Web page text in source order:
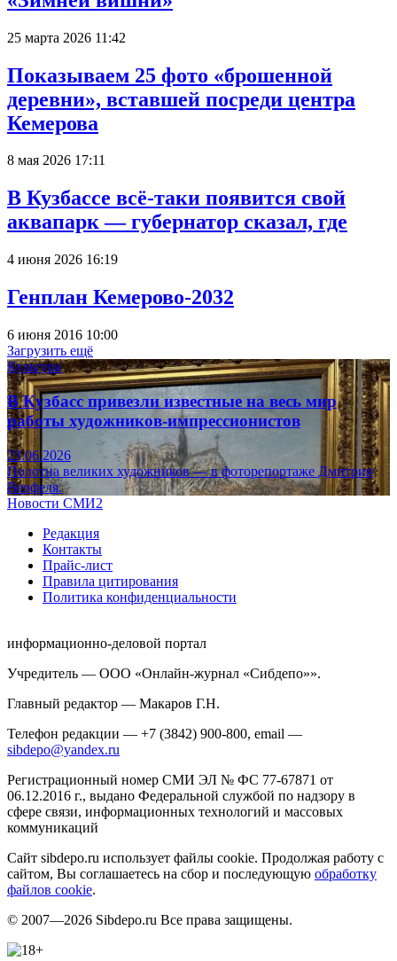
25 марта 2026 11:42
Показываем 25 фото «брошенной
деревни», вставшей посреди центра
Кемерова
8 мая 2026 17:11
В Кузбассе всё-таки появится свой
аквапарк — губернатор сказал, где
4 июня 2026 16:19
Генплан Кемерово-2032
6 июня 2016 10:00
Загрузить ещё
Культура
В Кузбасс привезли известные на весь мир
работы художников-импрессионистов
23.06.2026
Полотна великих художников — в фоторепортаже Дмитрия
Верфеля.
Новости СМИ2
Редакция
Контакты
Прайс-лист
Правила цитирования
Политика конфиденциальности
информационно-деловой портал
Учредитель — ООО «Онлайн-журнал «Сибдепо»».
Главный редактор — Макаров Г.Н.
Телефон редакции — +7 (3842) 900-800, email —
sibdepo@yandex.ru
Регистрационный номер СМИ ЭЛ № ФС 77-67871 от
06.12.2016 г., выдано Федеральной службой по надзору в
сфере связи, информационных технологий и массовых
коммуникаций
Сайт sibdepo.ru использует файлы cookie. Продолжая работу с
сайтом, Вы соглашаетесь на сбор и последующую обработку
файлов cookie.
© 2007—2026 Sibdepo.ru Все права защищены.